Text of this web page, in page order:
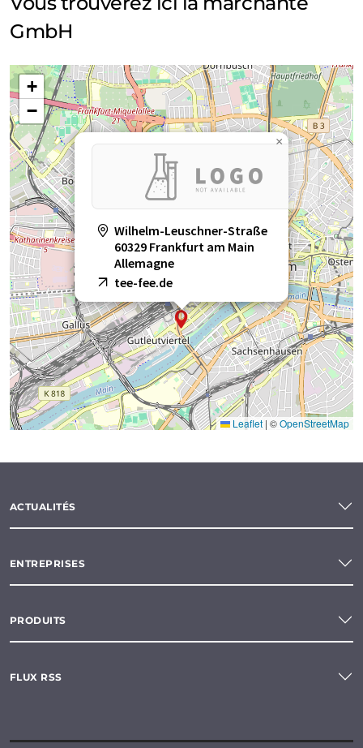
GmbH
Wilhelm-Leuschner-Straße
60329 Frankfurt am Main
Allemagne
tee-fee.de
×
+
−
Leaflet | ©OpenStreetMap
ACTUALITÉS
ENTREPRISES
PRODUITS
FLUX RSS